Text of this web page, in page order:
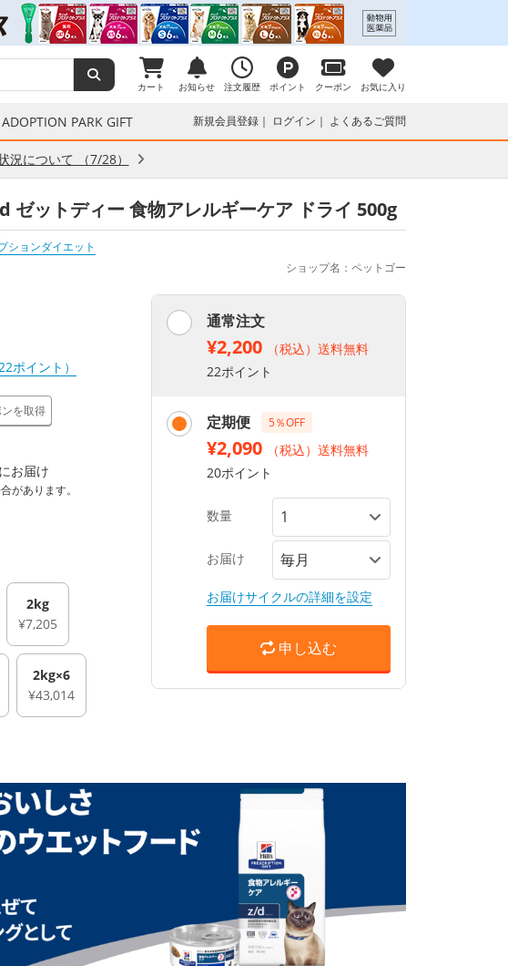
カート お知らせ 注文履歴 ポイント クーポン お気に入り
ADOPTION PARK GIFT 新規会員登録 ログイン よくあるご質問
について （7/28）
ゼットディー 食物アレルギーケア ドライ 500g
ションダイエット
ショップ名：ペットゴー
ポイント）
を取得
にお届け
があります。
2kg
¥7,205
2kg×6
¥43,014
通常注文
¥2,200
（税込）送料無料
22ポイント
定期便 5％OFF
¥2,090
（税込）送料無料
20ポイント
数量
お届け
お届けサイクルの詳細を設定
申し込む